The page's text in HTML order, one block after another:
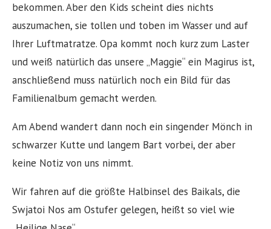
bekommen. Aber den Kids scheint dies nichts
auszumachen, sie tollen und toben im Wasser und auf
Ihrer Luftmatratze. Opa kommt noch kurz zum Laster
und weiß natürlich das unsere „Maggie“ ein Magirus ist,
anschließend muss natürlich noch ein Bild für das
Familienalbum gemacht werden.
Am Abend wandert dann noch ein singender Mönch in
schwarzer Kutte und langem Bart vorbei, der aber
keine Notiz von uns nimmt.
Wir fahren auf die größte Halbinsel des Baikals, die
Swjatoi Nos am Ostufer gelegen, heißt so viel wie